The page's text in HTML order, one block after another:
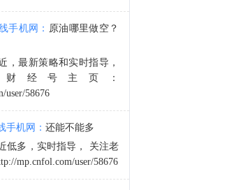
手机网： 原油哪里做空？
，最新策略和实时指导，
经号主页：
user/58676
手机网： 还能不能多
低多，实时指导， 关注老
mp.cnfol.com/user/58676